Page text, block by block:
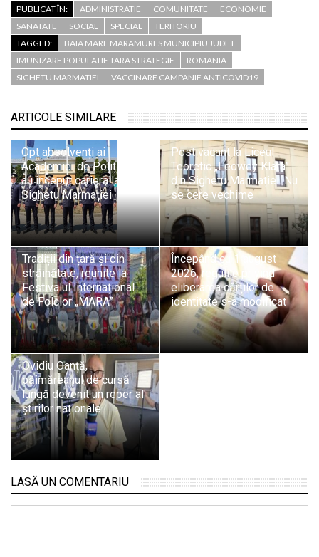
PUBLICAT ÎN: ADMINISTRATIE COMUNITATE
ECONOMIE
SANATATE
SOCIAL SPECIAL
TERITORIU
TAGGED:
BAIA MARE MARAMURES MUNICIPIU JUDET
IMUNIZARE POPULATIE TARA STRATEGIE
ROMANIA
SIGHETU MARMATIEI
VACCINARE CAMPANIE ANTICOVID19
ARTICOLE SIMILARE
Opt absolvenți ai
Academiei de Poliție și-
au început cariera la ITPF
Sighetu Marmației
Post vacant la Liceul
Teoretic „Leowey Klara”
din Sighetu Marmației. Nu
se cere vechime
Tradiții din țară și din
străinătate, reunite la
Festivalul Internațional
de Folclor „MARA”
Începând cu 1 august
2026, regulile privind
eliberarea cărților de
identitate s-a modificat
Ovidiu Oanță,
băimăreanul de cursă
lungă devenit un reper al
știrilor naționale
LASĂ UN COMENTARIU